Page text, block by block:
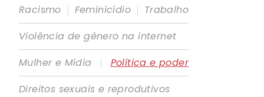
Racismo | Feminicídio | Trabalho
Violência de gênero na internet
Mulher e Mídia
|
Política e poder
Direitos sexuais e reprodutivos